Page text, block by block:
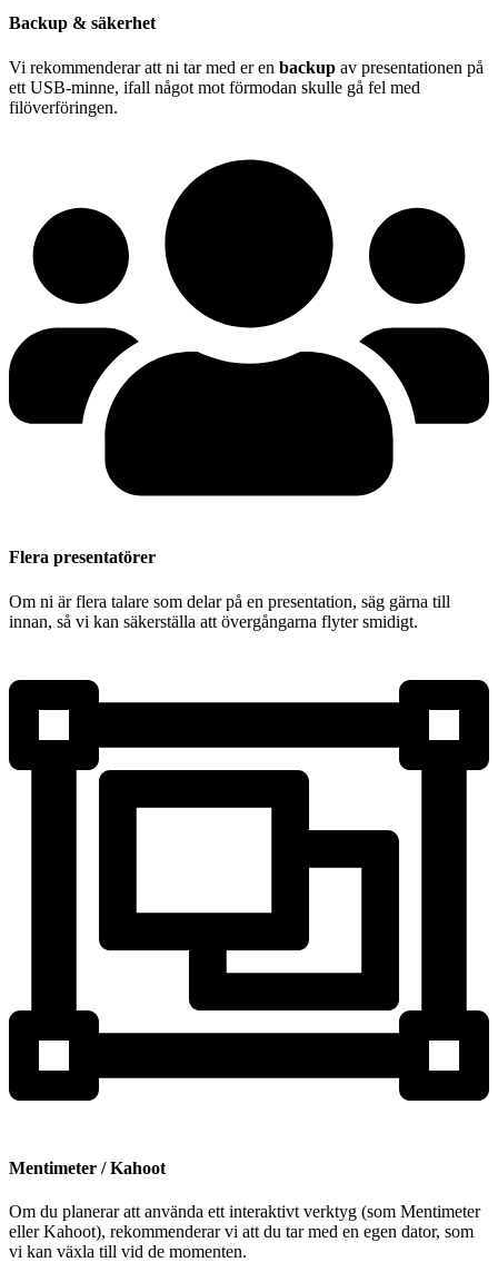
Backup & säkerhet
Vi rekommenderar att ni tar med er en backup av presentationen på
ett USB-minne, ifall något mot förmodan skulle gå fel med
filöverföringen.
Flera presentatörer
Om ni är flera talare som delar på en presentation, säg gärna till
innan, så vi kan säkerställa att övergångarna flyter smidigt.
Mentimeter / Kahoot
Om du planerar att använda ett interaktivt verktyg (som Mentimeter
eller Kahoot), rekommenderar vi att du tar med en egen dator, som
vi kan växla till vid de momenten.